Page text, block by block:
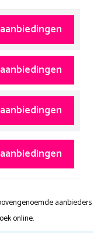
aanbieders
online.